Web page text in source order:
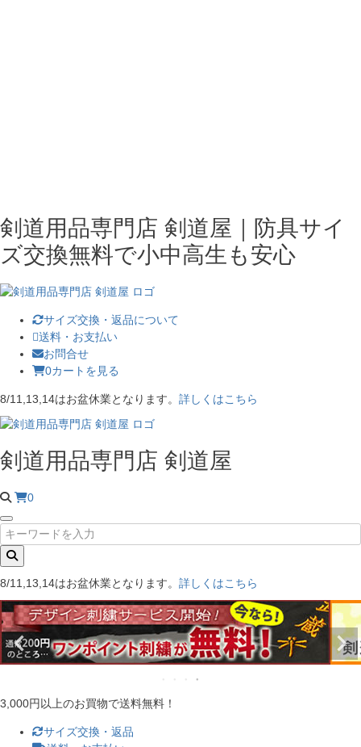
剣道用品専門店 剣道屋｜防具サイ
ズ交換無料で小中高生も安心
サイズ交換・返品について
送料・お支払い
お問合せ
0カートを見る
8/11,13,14はお盆休業となります。 詳しくはこちら
剣道用品専門店 剣道屋
0
8/11,13,14はお盆休業となります。 詳しくはこちら
3,000円以上のお買物で送料無料！
サイズ交換・返品